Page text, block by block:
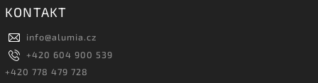
KONTAKT
info@alumia.cz
+420 604 900 539
+420 778 479 728